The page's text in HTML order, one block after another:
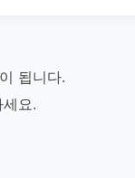
됩니다.
요.